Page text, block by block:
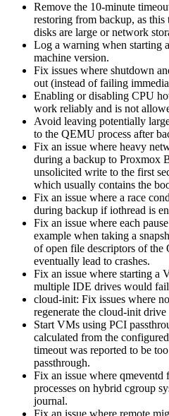
Remove the 10-minute
restoring from backup, as
disks are large or network
Log a warning when starting
machine version.
Fix issues where shutdown
out (instead of failing
Enabling or disabling CPU
work reliably and is not
Avoid leaving potentially
to the QEMU process after
Fix an issue where heavy
during a backup to Proxmox
unsolicited write to the first
which usually contains the
Fix an issue where a race
during backup if iothread is
Fix an issue where each
example when taking a
of open file descriptors of
eventually lead to crashes.
Fix an issue where starting a
multiple IDE drives would
cloud-init: Fix issues where
regenerate the cloud-init
Start VMs using PCI
calculated from the
timeout was reported to be
passthrough.
Fix an issue where
processes on hybrid cgroup
journal.